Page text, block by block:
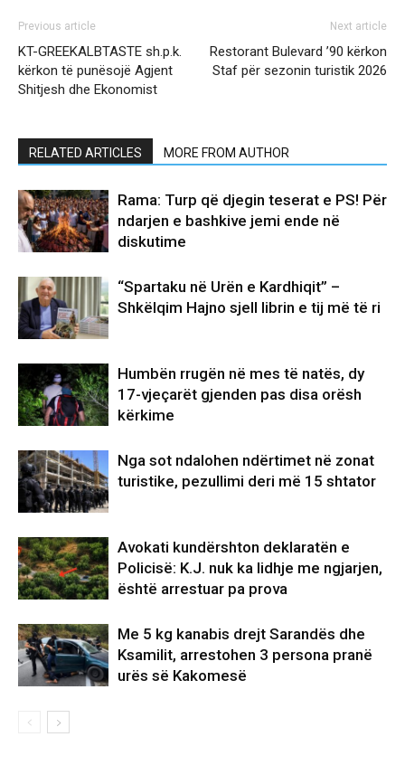
Previous article
KT-GREEKALBTASTE sh.p.k.
kërkon të punësojë Agjent
Shitjesh dhe Ekonomist
Next article
Restorant Bulevard ’90 kërkon
Staf për sezonin turistik 2026
RELATED ARTICLES MORE FROM AUTHOR
Rama: Turp që djegin teserat e PS! Për
ndarjen e bashkive jemi ende në
diskutime
“Spartaku në Urën e Kardhiqit” –
Shkëlqim Hajno sjell librin e tij më të ri
Humbën rrugën në mes të natës, dy
17-vjeçarët gjenden pas disa orësh
kërkime
Nga sot ndalohen ndërtimet në zonat
turistike, pezullimi deri më 15 shtator
Avokati kundërshton deklaratën e
Policisë: K.J. nuk ka lidhje me ngjarjen,
është arrestuar pa prova
Me 5 kg kanabis drejt Sarandës dhe
Ksamilit, arrestohen 3 persona pranë
urës së Kakomesë